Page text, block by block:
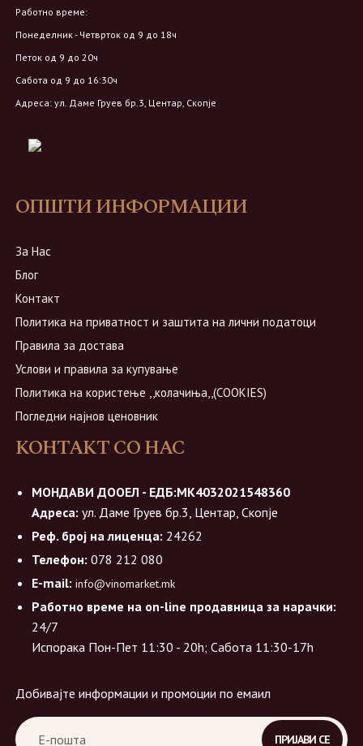
Работно време:
Понеделник - Четврток од 9 до 18ч
Петок од 9 до 20ч
Сабота од 9 до 16:30ч
Адреса: ул. Даме Груев бр.3, Центар, Скопје
ОПШТИ ИНФОРМАЦИИ
За Нас
Блог
Контакт
Политика на приватност и заштита на лични податоци
Правила за достава
Услови и правила за купување
Политика на користење ,,колачиња,,(COOKIES)
Погледни најнов ценовник
КОНТАКТ СО НАС
МОНДАВИ ДООЕЛ - ЕДБ:МК4032021548360
Адреса: ул. Даме Груев бр.3, Центар, Скопје
Реф. број на лиценца: 24262
Телефон: 078 212 080
E-mail: info@vinomarket.mk
Работно време на on-line продавница за нарачки:
24/7
Испорака Пон-Пет 11:30 - 20h; Сабота 11:30-17h
Добивајте информации и промоции по емаил